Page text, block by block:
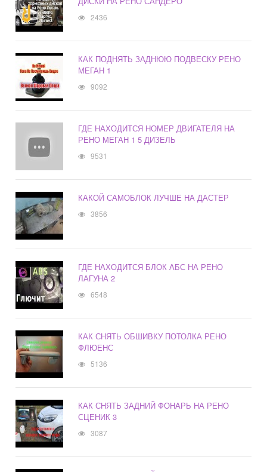
2436
КАК ПОДНЯТЬ ЗАДНЮЮ ПОДВЕСКУ РЕНО
МЕГАН 1
9092
ГДЕ НАХОДИТСЯ НОМЕР ДВИГАТЕЛЯ НА
РЕНО МЕГАН 1 5 ДИЗЕЛЬ
9531
КАКОЙ САМОБЛОК ЛУЧШЕ НА ДАСТЕР
3856
ГДЕ НАХОДИТСЯ БЛОК АБС НА РЕНО
ЛАГУНА 2
6548
КАК СНЯТЬ ОБШИВКУ ПОТОЛКА РЕНО
ФЛЮЕНС
5136
КАК СНЯТЬ ЗАДНИЙ ФОНАРЬ НА РЕНО
СЦЕНИК 3
3087